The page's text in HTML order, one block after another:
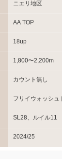
ニエリ地区
AA TOP
18up
1,800〜2,200m
カウント無し
フリイウォッシュ
SL28、ルイル11
2024/25